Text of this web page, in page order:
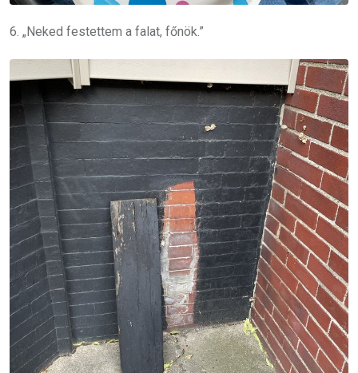
6. „Neked festettem a falat, főnök.”